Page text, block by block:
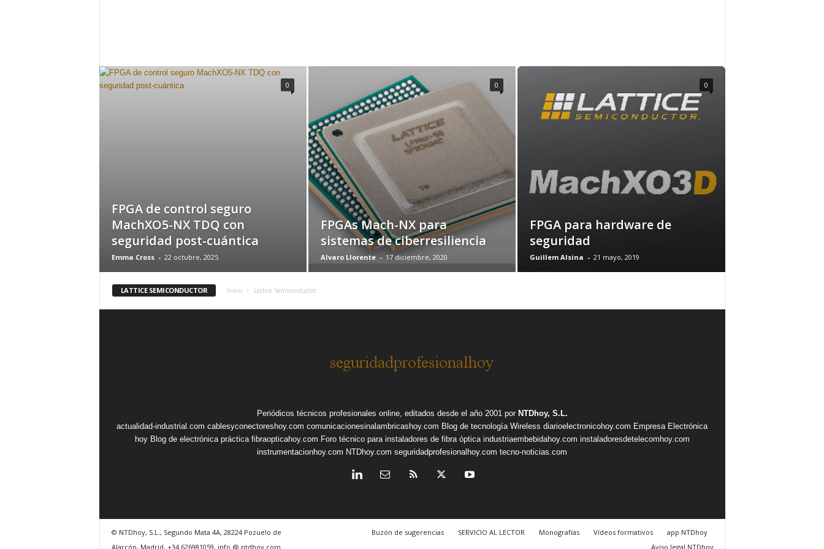
o
m
FPGA de control seguro
MachXO5-NX TDQ con
seguridad post-cuántica
Emma Cross - 22 octubre, 2025
0
FPGAs Mach-NX para
sistemas de ciberresiliencia
Alvaro Llorente - 17 diciembre, 2020
0
FPGA para hardware de
seguridad
Guillem Alsina - 21 mayo, 2019
0
LATTICE SEMICONDUCTOR Inicio Lattice Semiconductor
Periódicos técnicos profesionales online, editados desde el año 2001 por NTDhoy, S.L.
actualidad-industrial.com cablesyconectoreshoy.com comunicacionesinalambricashoy.com Blog de tecnología Wireless diarioelectronicohoy.com Empresa Electrónica
hoy Blog de electrónica práctica fibraopticahoy.com Foro técnico para instaladores de fibra óptica industriaembebidahoy.com instaladoresdetelecomhoy.com
instrumentacionhoy.com NTDhoy.com seguridadprofesionalhoy.com tecno-noticias.com
Buzón de sugerencias SERVICIO AL LECTOR Monografías Vídeos formativos
app NTDhoy
Aviso legal NTDhoy
© NTDhoy, S.L., Segundo Mata 4A, 28224 Pozuelo de
Alarcón, Madrid, +34 626981059, info @ ntdhoy.com